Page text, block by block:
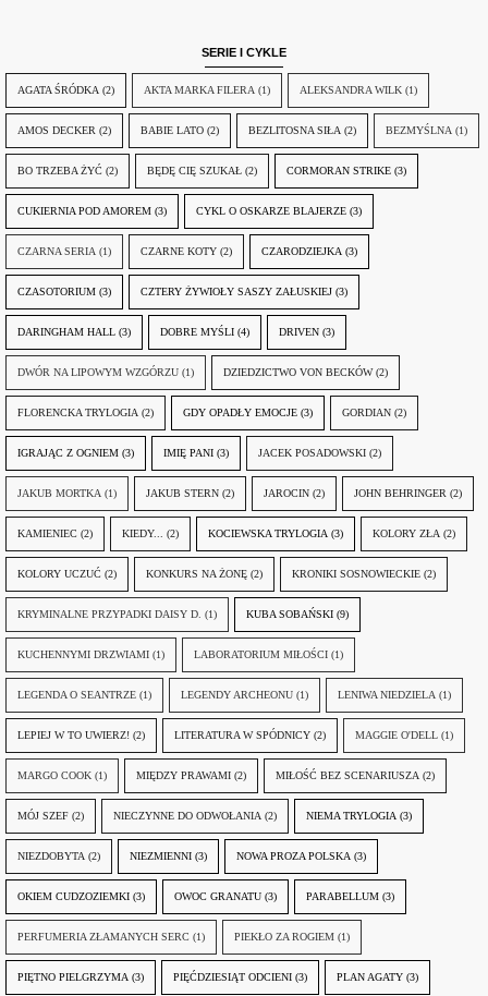
SERIE I CYKLE
AGATA ŚRÓDKA (2) AKTA MARKA FILERA (1) ALEKSANDRA WILK (1)
AMOS DECKER (2) BABIE LATO (2) BEZLITOSNA SIŁA (2) BEZMYŚLNA (1)
BO TRZEBA ŻYĆ (2) BĘDĘ CIĘ SZUKAŁ (2) CORMORAN STRIKE (3)
CUKIERNIA POD AMOREM (3) CYKL O OSKARZE BLAJERZE (3)
CZARNA SERIA (1) CZARNE KOTY (2) CZARODZIEJKA (3)
CZASOTORIUM (3) CZTERY ŻYWIOŁY SASZY ZAŁUSKIEJ (3)
DARINGHAM HALL (3) DOBRE MYŚLI (4) DRIVEN (3)
DWÓR NA LIPOWYM WZGÓRZU (1) DZIEDZICTWO VON BECKÓW (2)
FLORENCKA TRYLOGIA (2) GDY OPADŁY EMOCJE (3) GORDIAN (2)
IGRAJĄC Z OGNIEM (3) IMIĘ PANI (3) JACEK POSADOWSKI (2)
JAKUB MORTKA (1) JAKUB STERN (2) JAROCIN (2) JOHN BEHRINGER (2)
KAMIENIEC (2) KIEDY... (2) KOCIEWSKA TRYLOGIA (3) KOLORY ZŁA (2)
KOLORY UCZUĆ (2) KONKURS NA ŻONĘ (2) KRONIKI SOSNOWIECKIE (2)
KRYMINALNE PRZYPADKI DAISY D. (1) KUBA SOBAŃSKI (9)
KUCHENNYMI DRZWIAMI (1) LABORATORIUM MIŁOŚCI (1)
LEGENDA O SEANTRZE (1) LEGENDY ARCHEONU (1) LENIWA NIEDZIELA (1)
LEPIEJ W TO UWIERZ! (2) LITERATURA W SPÓDNICY (2) MAGGIE O'DELL (1)
MARGO COOK (1) MIĘDZY PRAWAMI (2) MIŁOŚĆ BEZ SCENARIUSZA (2)
MÓJ SZEF (2) NIECZYNNE DO ODWOŁANIA (2) NIEMA TRYLOGIA (3)
NIEZDOBYTA (2) NIEZMIENNI (3) NOWA PROZA POLSKA (3)
OKIEM CUDZOZIEMKI (3) OWOC GRANATU (3) PARABELLUM (3)
PERFUMERIA ZŁAMANYCH SERC (1) PIEKŁO ZA ROGIEM (1)
PIĘTNO PIELGRZYMA (3) PIĘĆDZIESIĄT ODCIENI (3) PLAN AGATY (3)